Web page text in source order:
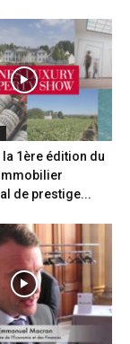
la 1ère édition du
de prestige...